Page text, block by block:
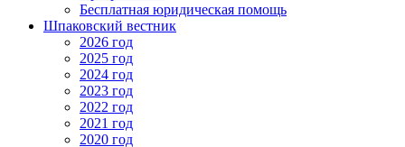
Бесплатная юридическая помощь
Шпаковский вестник
2026 год
2025 год
2024 год
2023 год
2022 год
2021 год
2020 год